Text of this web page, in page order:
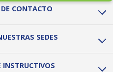
CONTACTO
SEDES
INSTRUCTIVOS